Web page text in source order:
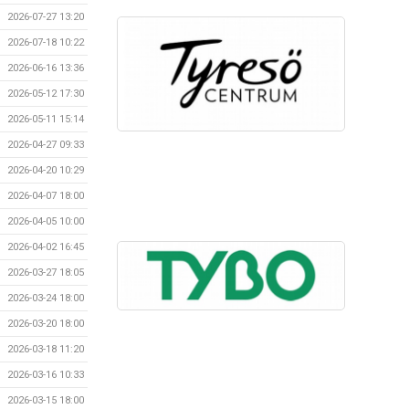
2026-07-27 13:20
2026-07-18 10:22
2026-06-16 13:36
2026-05-12 17:30
2026-05-11 15:14
2026-04-27 09:33
2026-04-20 10:29
2026-04-07 18:00
2026-04-05 10:00
2026-04-02 16:45
2026-03-27 18:05
2026-03-24 18:00
2026-03-20 18:00
2026-03-18 11:20
2026-03-16 10:33
2026-03-15 18:00